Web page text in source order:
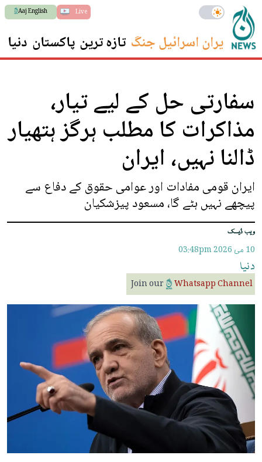
Live
Aaj English
ایران اسرائیل جنگ تازہ ترین پاکستان دنیا
سفارتی حل کے لیے تیار،
مذاکرات کا مطلب ہرگز ہتھیار
ڈالنا نہیں، ایران
ایران قومی مفادات اور عوامی حقوق کے دفاع سے
پیچھے نہیں ہٹے گا، مسعود پیزشکیان
ویب ڈیسک
10 مئ 2026 03:48pm
دنیا
Join our Whatsapp Channel